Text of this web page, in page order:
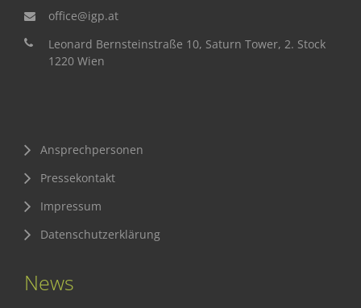
office@igp.at
Leonard Bernsteinstraße 10, Saturn Tower, 2. Stock
1220 Wien
Ansprechpersonen
Pressekontakt
Impressum
Datenschutzerklärung
News